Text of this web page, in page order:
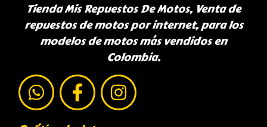
Tienda Mis Repuestos De Motos, Venta de
repuestos de motos por internet, para los
modelos de motos más vendidos en
Colombia.